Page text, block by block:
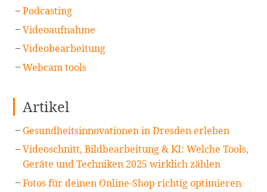
Podcasting
Videoaufnahme
Videobearbeitung
Webcam tools
Artikel
Gesundheitsinnovationen in Dresden erleben
Videoschnitt, Bildbearbeitung & KI: Welche Tools,
Geräte und Techniken 2025 wirklich zählen
Fotos für deinen Online-Shop richtig optimieren